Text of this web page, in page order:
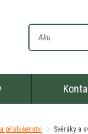
příslušenství Svěráky a